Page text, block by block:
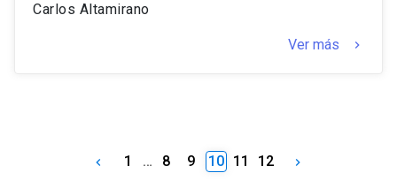
Carlos Altamirano
Ver más keyboard_arrow_right
keyboard_arrow_left 1 … 8 9 10 11 12 keyboard_arrow_right